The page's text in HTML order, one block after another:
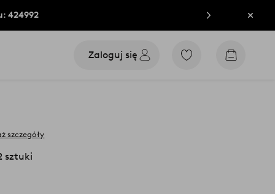
424992
Zaloguj się
Przejdź
Przejdź
szczegóły
sztuki